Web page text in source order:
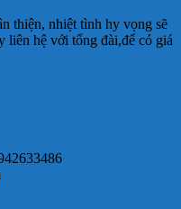
thiện, nhiệt tình hy vọng sẽ
liên hệ với tổng đài,để có giá